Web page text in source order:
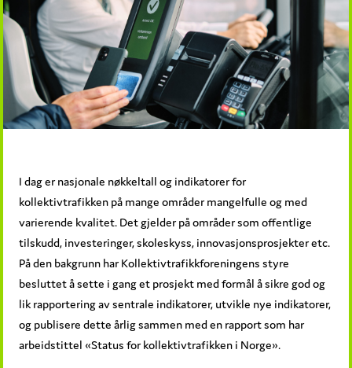
I dag er nasjonale nøkkeltall og indikatorer for
kollektivtrafikken på mange områder mangelfulle og med
varierende kvalitet. Det gjelder på områder som offentlige
tilskudd, investeringer, skoleskyss, innovasjonsprosjekter etc.
På den bakgrunn har Kollektivtrafikkforeningens styre
besluttet å sette i gang et prosjekt med formål å sikre god og
lik rapportering av sentrale indikatorer, utvikle nye indikatorer,
og publisere dette årlig sammen med en rapport som har
arbeidstittel «Status for kollektivtrafikken i Norge».